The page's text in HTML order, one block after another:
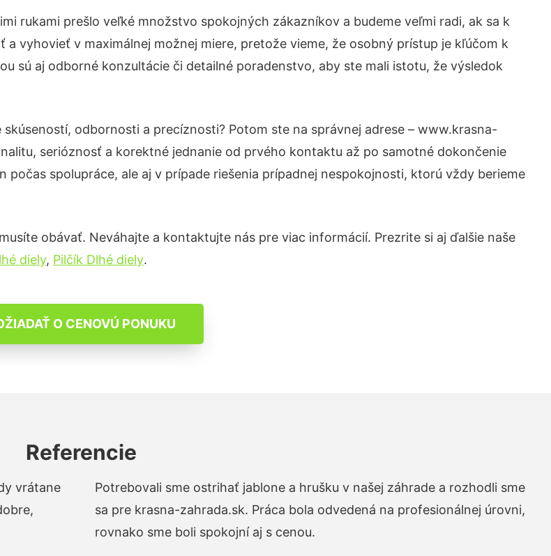
rukami prešlo veľké množstvo spokojných zákazníkov a budeme veľmi radi, ak sa k
vyhovieť v maximálnej možnej miere, pretože vieme, že osobný prístup je kľúčom k
sú aj odborné konzultácie či detailné poradenstvo, aby ste mali istotu, že výsledok
odbornosti a precíznosti? Potom ste na správnej adrese – www.krasna-
serióznosť a korektné jednanie od prvého kontaktu až po samotné dokončenie
počas spolupráce, ale aj v prípade riešenia prípadnej nespokojnosti, ktorú vždy berieme
obávať. Neváhajte a kontaktujte nás pre viac informácií. Prezrite si aj ďalšie naše
diely, Pilčík Dlhé diely.
O CENOVÚ PONUKU
Referencie
vrátane
Potrebovali sme ostrihať jablone a hrušku v našej záhrade a rozhodli sme
sa pre krasna-zahrada.sk. Práca bola odvedená na profesionálnej úrovni,
rovnako sme boli spokojní aj s cenou.